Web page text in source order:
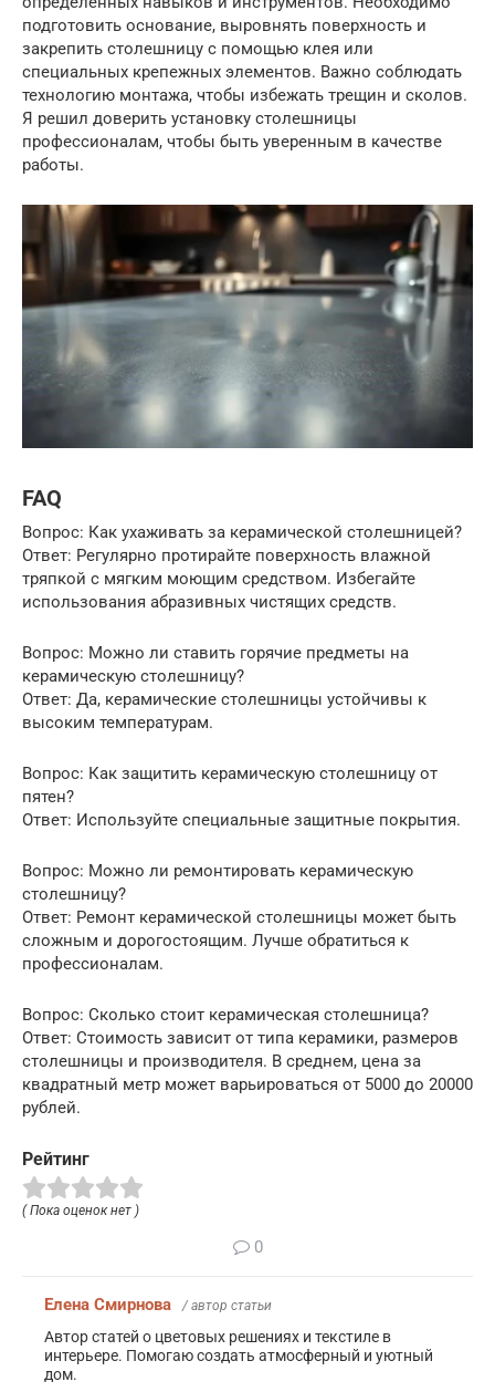
подготовить основание, выровнять поверхность и
закрепить столешницу с помощью клея или
специальных крепежных элементов. Важно соблюдать
технологию монтажа, чтобы избежать трещин и сколов.
Я решил доверить установку столешницы
профессионалам, чтобы быть уверенным в качестве
работы.
FAQ
Вопрос: Как ухаживать за керамической столешницей?
Ответ: Регулярно протирайте поверхность влажной
тряпкой с мягким моющим средством. Избегайте
использования абразивных чистящих средств.
Вопрос: Можно ли ставить горячие предметы на
керамическую столешницу?
Ответ: Да, керамические столешницы устойчивы к
высоким температурам.
Вопрос: Как защитить керамическую столешницу от
пятен?
Ответ: Используйте специальные защитные покрытия.
Вопрос: Можно ли ремонтировать керамическую
столешницу?
Ответ: Ремонт керамической столешницы может быть
сложным и дорогостоящим. Лучше обратиться к
профессионалам.
Вопрос: Сколько стоит керамическая столешница?
Ответ: Стоимость зависит от типа керамики, размеров
столешницы и производителя. В среднем, цена за
квадратный метр может варьироваться от 5000 до 20000
рублей.
Рейтинг
( Пока оценок нет )
0
Елена Смирнова / автор статьи
Автор статей о цветовых решениях и текстиле в
интерьере. Помогаю создать атмосферный и уютный
дом.